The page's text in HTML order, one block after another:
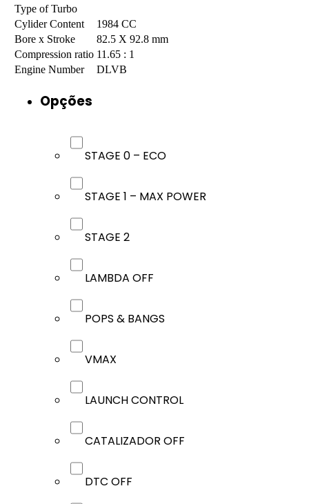
Type of Turbo
Cylider Content
1984 CC
Bore x Stroke
82.5 X 92.8 mm
Compression ratio 11.65 : 1
Engine Number
DLVB
Opções
STAGE 0 – ECO
STAGE 1 – MAX POWER
STAGE 2
LAMBDA OFF
POPS & BANGS
VMAX
LAUNCH CONTROL
CATALIZADOR OFF
DTC OFF